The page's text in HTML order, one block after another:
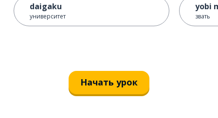
daigaku
университет
yobi
звать
Начать урок